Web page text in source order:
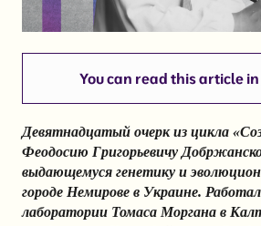
You can read this article in
Девятнадцатый очерк из цикла
Феодосию Григорьевичу
выдающемуся генетику и
городе Немирове в Украине.
лаборатории Томаса Моргана в